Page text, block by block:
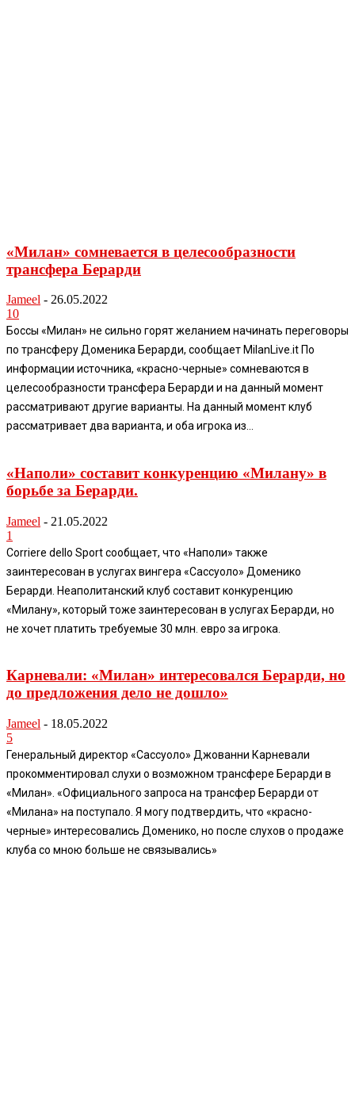
«Милан» сомневается в целесообразности
трансфера Берарди
Jameel - 26.05.2022
10
Боссы «Милан» не сильно горят желанием начинать переговоры
по трансферу Доменика Берарди, сообщает MilanLive.it По
информации источника, «красно-черные» сомневаются в
целесообразности трансфера Берарди и на данный момент
рассматривают другие варианты. На данный момент клуб
рассматривает два варианта, и оба игрока из...
«Наполи» составит конкуренцию «Милану» в
борьбе за Берарди.
Jameel - 21.05.2022
1
Corriere dello Sport сообщает, что «Наполи» также
заинтересован в услугах вингера «Сассуоло» Доменико
Берарди. Неаполитанский клуб составит конкуренцию
«Милану», который тоже заинтересован в услугах Берарди, но
не хочет платить требуемые 30 млн. евро за игрока.
Карневали: «Милан» интересовался Берарди, но
до предложения дело не дошло»
Jameel - 18.05.2022
5
Генеральный директор «Сассуоло» Джованни Карневали
прокомментировал слухи о возможном трансфере Берарди в
«Милан». «Официального запроса на трансфер Берарди от
«Милана» на поступало. Я могу подтвердить, что «красно-
черные» интересовались Доменико, но после слухов о продаже
клуба со мною больше не связывались»